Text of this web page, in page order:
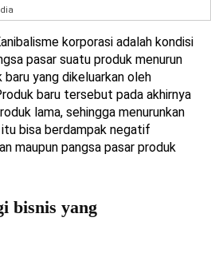
korporasi adalah kondisi
pasar suatu produk menurun
yang dikeluarkan oleh
baru tersebut pada akhirnya
lama, sehingga menurunkan
bisa berdampak negatif
maupun pangsa pasar produk
bisnis yang